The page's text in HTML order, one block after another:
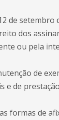
de
dos
ou pela
de
e de
formas de